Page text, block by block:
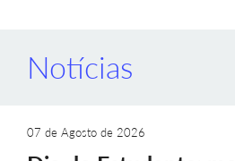
Notícias
07 de Agosto de 2026